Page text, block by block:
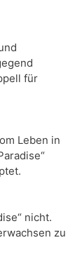
für
Leben in
nicht.
zu